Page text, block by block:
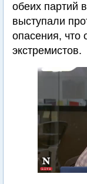
обеих партий
выступали
опасения, что
экстремистов.